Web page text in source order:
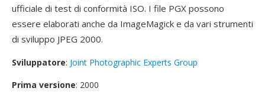
ufficiale di test di conformità ISO. I file PGX possono
essere elaborati anche da ImageMagick e da vari strumenti
di sviluppo JPEG 2000.
Sviluppatore: Joint Photographic Experts Group
Prima versione: 2000